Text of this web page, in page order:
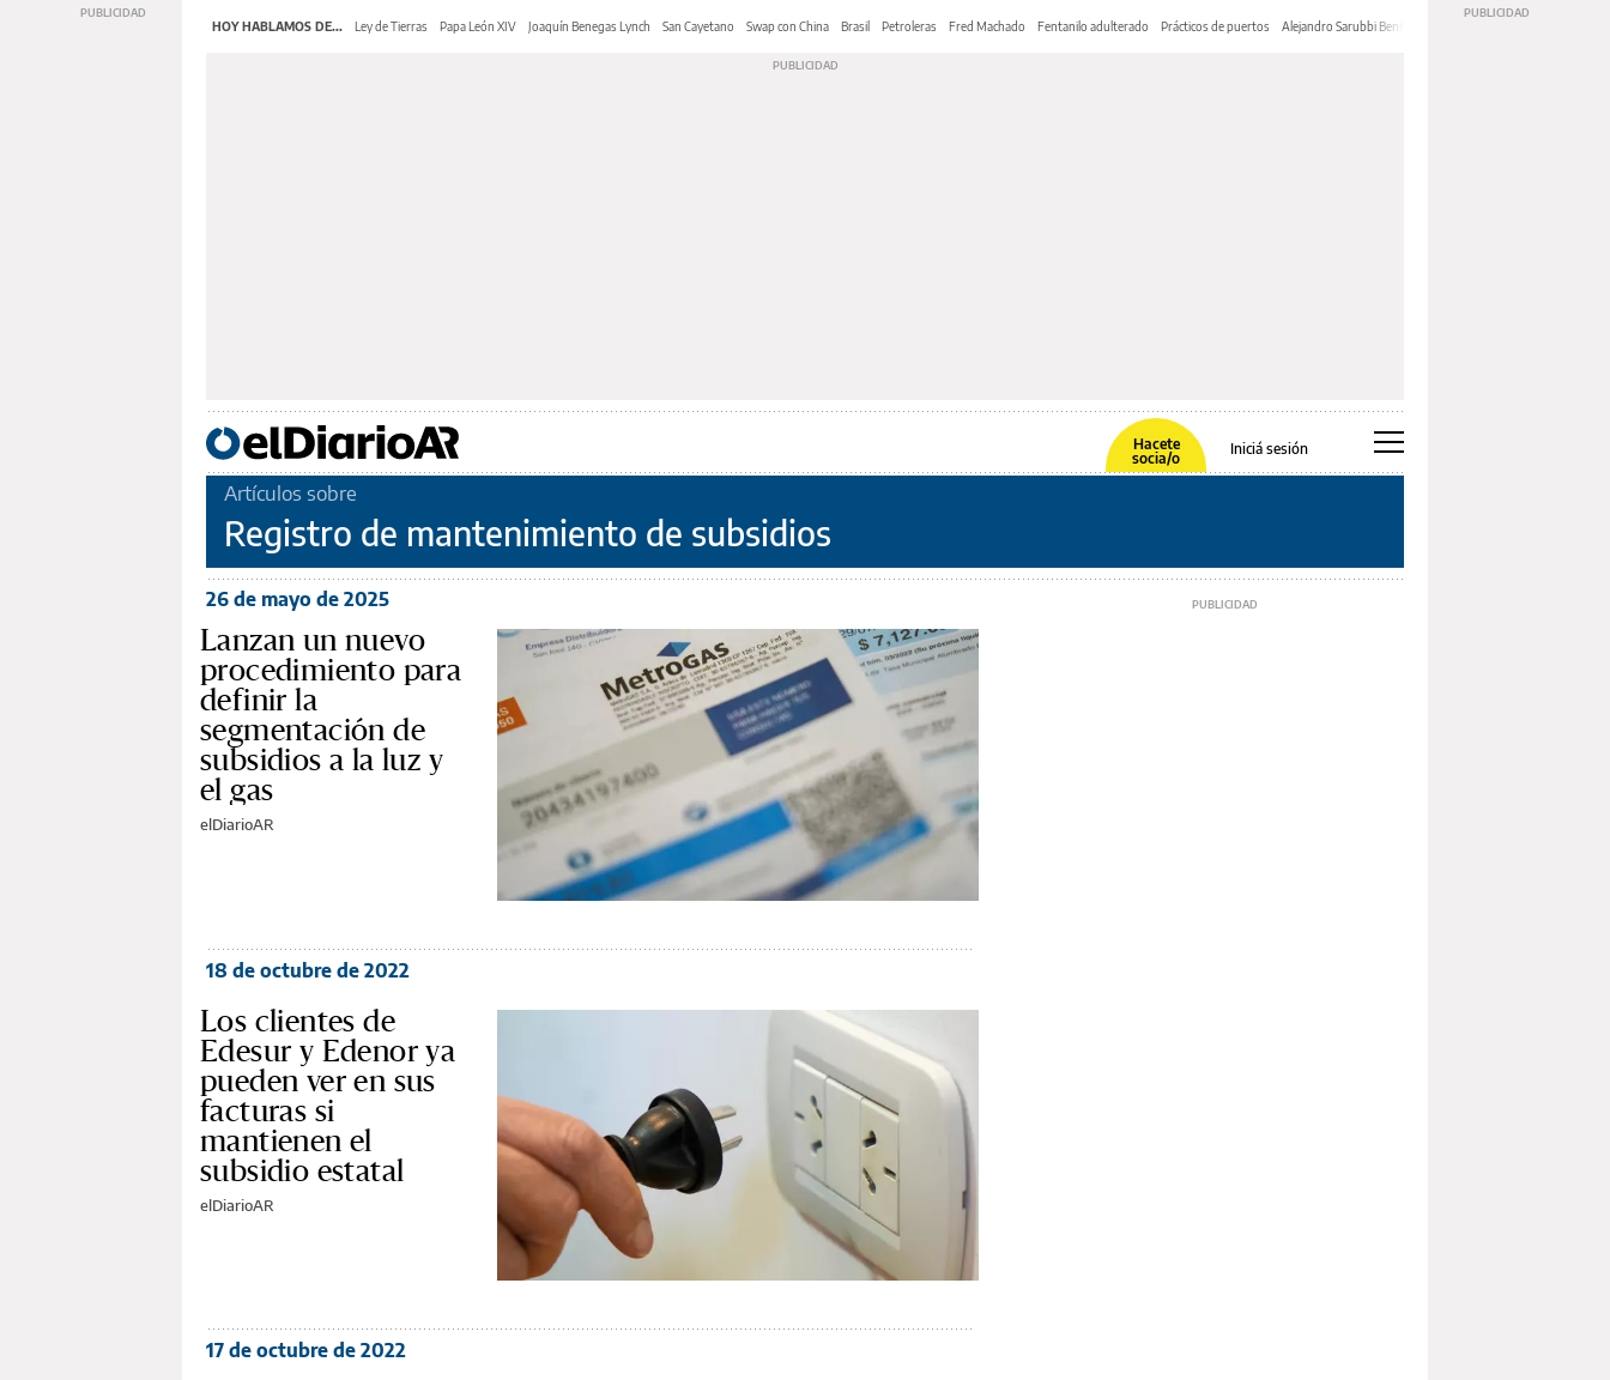
HOY HABLAMOS DE... Ley de Tierras Papa León XIV Joaquín Benegas Lynch San Cayetano Swap con China Brasil Petroleras Fred Machado Fentanilo adulterado Prácticos de puertos Alejandro Sarubbi Benítez
Hacete
socia/o
Iniciá sesión
Artículos sobre
Registro de mantenimiento de subsidios
26 de mayo de 2025
Lanzan un nuevo
procedimiento para
definir la
segmentación de
subsidios a la luz y
el gas
elDiarioAR
18 de octubre de 2022
Los clientes de
Edesur y Edenor ya
pueden ver en sus
facturas si
mantienen el
subsidio estatal
elDiarioAR
17 de octubre de 2022